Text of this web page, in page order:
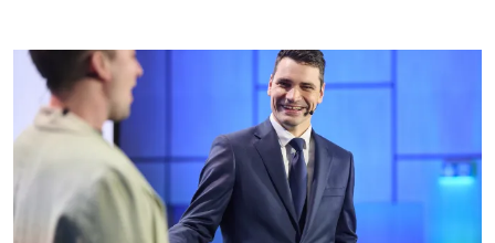
zúčastnit i příštího ročníku. „Příjemná konference,
výborný program, hezké prostory, Daniel Stach
absolutně nejlepší moderátor!!!“ Tak shrnul
Communication Summit jeden z 330 účastníků ve
své zpětné vazbě. Ta potvrdila, co bylo slyšet i
cítit po celý 9. červen v Pragovce – že ročník s
tématem „Od chaosu k dopadu“ se skutečně
povedl.